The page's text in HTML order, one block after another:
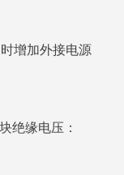
增加外接电源
绝缘电压：